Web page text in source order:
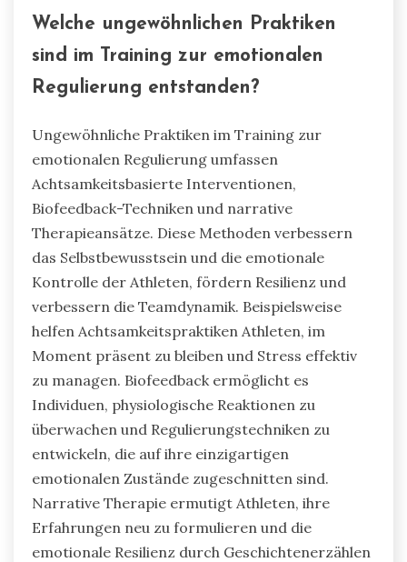
Welche ungewöhnlichen Praktiken
sind im Training zur emotionalen
Regulierung entstanden?
Ungewöhnliche Praktiken im Training zur
emotionalen Regulierung umfassen
Achtsamkeitsbasierte Interventionen,
Biofeedback-Techniken und narrative
Therapieansätze. Diese Methoden verbessern
das Selbstbewusstsein und die emotionale
Kontrolle der Athleten, fördern Resilienz und
verbessern die Teamdynamik. Beispielsweise
helfen Achtsamkeitspraktiken Athleten, im
Moment präsent zu bleiben und Stress effektiv
zu managen. Biofeedback ermöglicht es
Individuen, physiologische Reaktionen zu
überwachen und Regulierungstechniken zu
entwickeln, die auf ihre einzigartigen
emotionalen Zustände zugeschnitten sind.
Narrative Therapie ermutigt Athleten, ihre
Erfahrungen neu zu formulieren und die
emotionale Resilienz durch Geschichtenerzählen